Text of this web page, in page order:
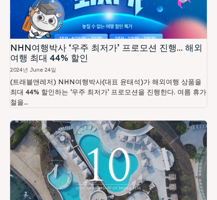
NHN여행박사 ‘우주 최저가’ 프로모션 진행… 해외
여행 최대 44% 할인
2024년 June 24일
(트래블앤레저) NHN여행박사(대표 윤태석)가 해외여행 상품을
최대 44% 할인하는 ‘우주 최저가’ 프로모션을 진행한다. 여름 휴가
철을...